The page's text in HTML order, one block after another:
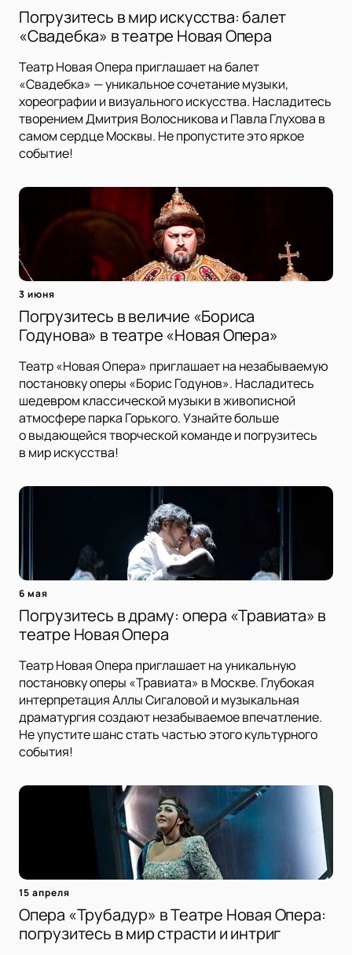
Погрузитесь в мир искусства: балет
«Свадебка» в театре Новая Опера
Театр Новая Опера приглашает на балет
«Свадебка» — уникальное сочетание музыки,
хореографии и визуального искусства. Насладитесь
творением Дмитрия Волосникова и Павла Глухова в
самом сердце Москвы. Не пропустите это яркое
событие!
3 июня
Погрузитесь в величие «Бориса
Годунова» в театре «Новая Опера»
Театр «Новая Опера» приглашает на незабываемую
постановку оперы «Борис Годунов». Насладитесь
шедевром классической музыки в живописной
атмосфере парка Горького. Узнайте больше
о выдающейся творческой команде и погрузитесь
в мир искусства!
6 мая
Погрузитесь в драму: опера «Травиата» в
театре Новая Опера
Театр Новая Опера приглашает на уникальную
постановку оперы «Травиата» в Москве. Глубокая
интерпретация Аллы Сигаловой и музыкальная
драматургия создают незабываемое впечатление.
Не упустите шанс стать частью этого культурного
события!
15 апреля
Опера «Трубадур» в Театре Новая Опера:
погрузитесь в мир страсти и интриг